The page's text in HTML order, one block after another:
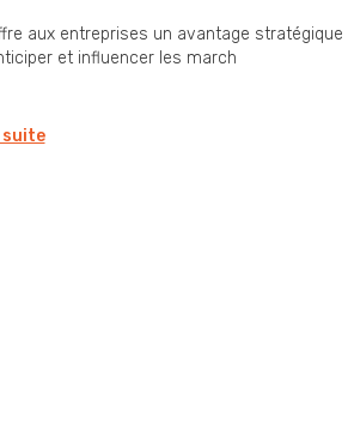
aux entreprises un avantage stratégique
et influencer les march
suite